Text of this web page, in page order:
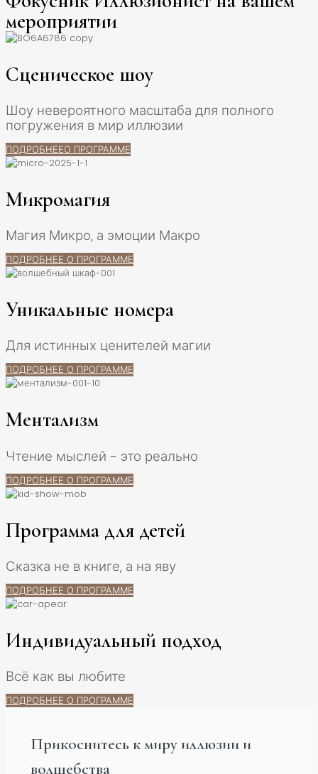
мероприятии
Сценическое шоу
Шоу невероятного масштаба для полного
погружения в мир иллюзии
ПОДРОБНЕЕО ПРОГРАММЕ
Микромагия
Магия Микро, а эмоции Макро
ПОДРОБНЕЕ О ПРОГРАММЕ
Уникальные номера
Для истинных ценителей магии
ПОДРОБНЕЕ О ПРОГРАММЕ
Ментализм
Чтение мыслей - это реально
ПОДРОБНЕЕ О ПРОГРАММЕ
Программа для детей
Сказка не в книге, а на яву
ПОДРОБНЕЕ О ПРОГРАММЕ
Индивидуальный подход
Всё как вы любите
ПОДРОБНЕЕ О ПРОГРАММЕ
Прикоснитесь к миру иллюзии и
волшебства